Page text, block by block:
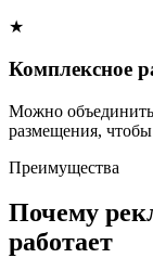
★
Комплексное
Можно
размещения, чтобы
Преимущества
Почему
работает